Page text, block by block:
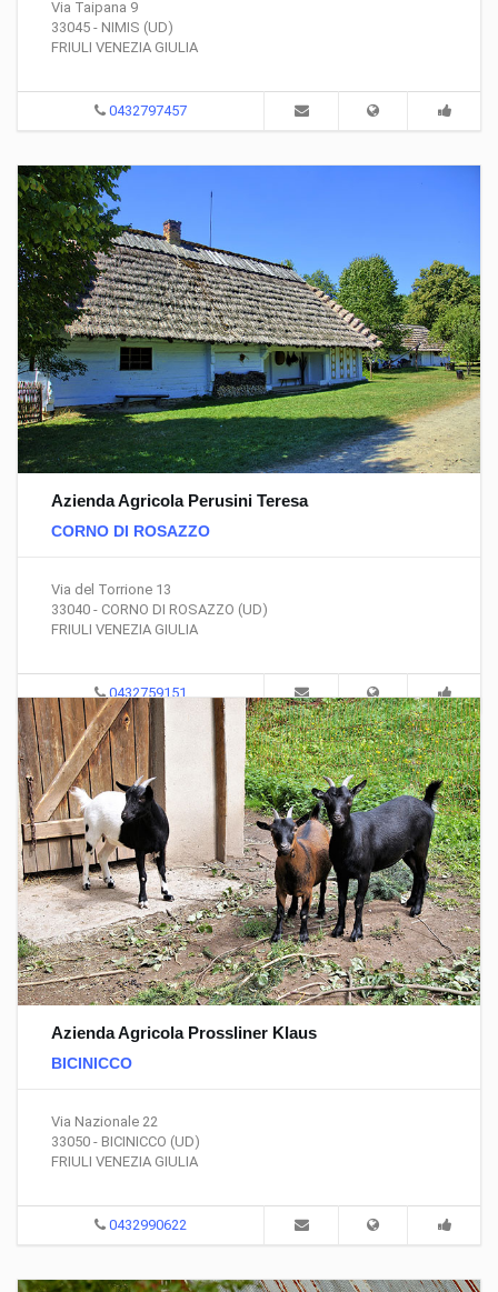
Via Taipana 9
33045 - NIMIS (UD)
FRIULI VENEZIA GIULIA
0432797457
Azienda Agricola Perusini Teresa
CORNO DI ROSAZZO
Via del Torrione 13
33040 - CORNO DI ROSAZZO (UD)
FRIULI VENEZIA GIULIA
0432759151
Azienda Agricola Prossliner Klaus
BICINICCO
Via Nazionale 22
33050 - BICINICCO (UD)
FRIULI VENEZIA GIULIA
0432990622